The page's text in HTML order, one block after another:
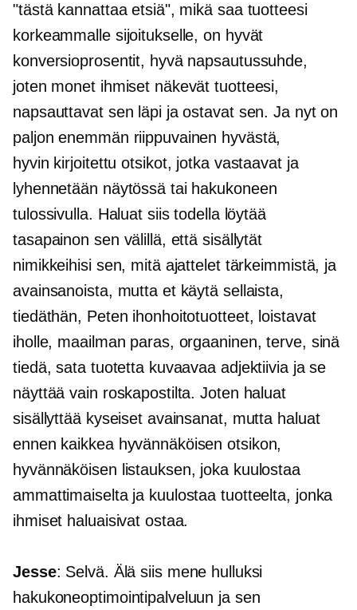
"tästä kannattaa etsiä", mikä saa tuotteesi
korkeammalle sijoitukselle, on hyvät
konversioprosentit, hyvä napsautussuhde,
joten monet ihmiset näkevät tuotteesi,
napsauttavat sen läpi ja ostavat sen. Ja nyt on
paljon enemmän riippuvainen hyvästä,
hyvin kirjoitettu otsikot, jotka vastaavat ja
lyhennetään näytössä tai hakukoneen
tulossivulla. Haluat siis todella löytää
tasapainon sen välillä, että sisällytät
nimikkeihisi sen, mitä ajattelet tärkeimmistä, ja
avainsanoista, mutta et käytä sellaista,
tiedäthän, Peten ihonhoitotuotteet, loistavat
iholle, maailman paras, orgaaninen, terve, sinä
tiedä, sata tuotetta kuvaavaa adjektiivia ja se
näyttää vain roskapostilta. Joten haluat
sisällyttää kyseiset avainsanat, mutta haluat
ennen kaikkea hyvännäköisen otsikon,
hyvännäköisen listauksen, joka kuulostaa
ammattimaiselta ja kuulostaa tuotteelta, jonka
ihmiset haluaisivat ostaa.
Jesse: Selvä. Älä siis mene hulluksi
hakukoneoptimointipalveluun ja sen